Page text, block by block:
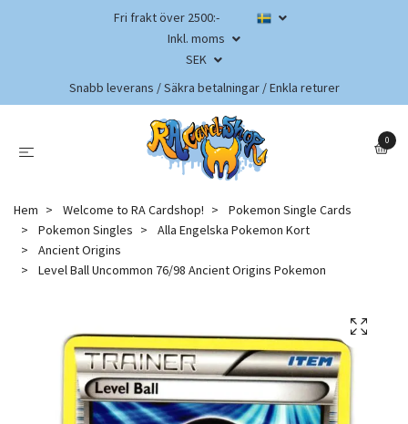
Fri frakt över 2500:-
Inkl. moms
SEK
Snabb leverans / Säkra betalningar / Enkla returer
0
Hem Welcome to RA Cardshop!
Pokemon Single Cards
Pokemon Singles
Alla Engelska Pokemon Kort
Ancient Origins
Level Ball Uncommon 76/98 Ancient Origins Pokemon